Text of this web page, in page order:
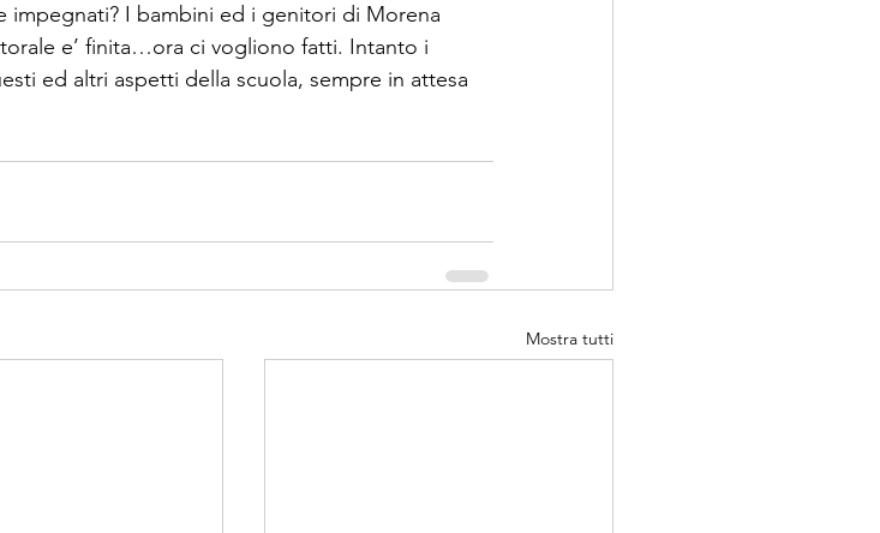
impegnati? I bambini ed i genitori di Morena
e’ finita…ora ci vogliono fatti. Intanto i
ed altri aspetti della scuola, sempre in attesa
Mostra tutti